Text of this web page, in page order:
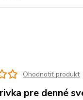
Ohodnotiť produkt
pre denné